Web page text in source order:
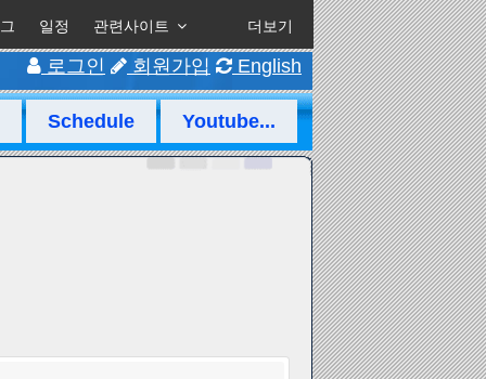
일정 관련사이트 더보기
로그인 회원가입 English
Schedule Youtube...